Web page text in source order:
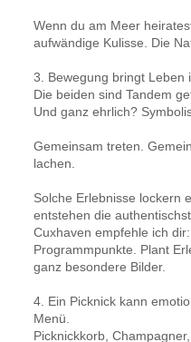
Wenn du am Meer
aufwändige Kulisse. Die
3. Bewegung bringt Leben
Die beiden sind Tandem
Und ganz ehrlich?
Gemeinsam treten.
lachen.
Solche Erlebnisse lockern
entstehen die
Cuxhaven empfehle ich
Programmpunkte. Plant
ganz besondere Bilder.
4. Ein Picknick kann
Menü.
Picknickkorb, Champagner,